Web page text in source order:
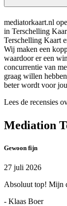
mediatorkaart.nl
in Terschelling
Terschelling Kaart
Wij maken een
waardoor er een
concurrentie van
graag willen
beter wordt voor
Lees de recensies
Mediation
Gewoon fijn
27 juli 2026
Absoluut top! Mijn
- Klaas Boer